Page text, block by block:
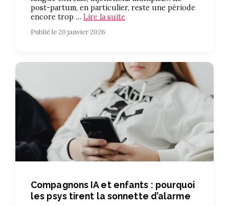
post-partum, en particulier, reste une période
encore trop … Lire la suite
Publié le 20 janvier 2026
Compagnons IA et enfants : pourquoi
les psys tirent la sonnette d’alarme